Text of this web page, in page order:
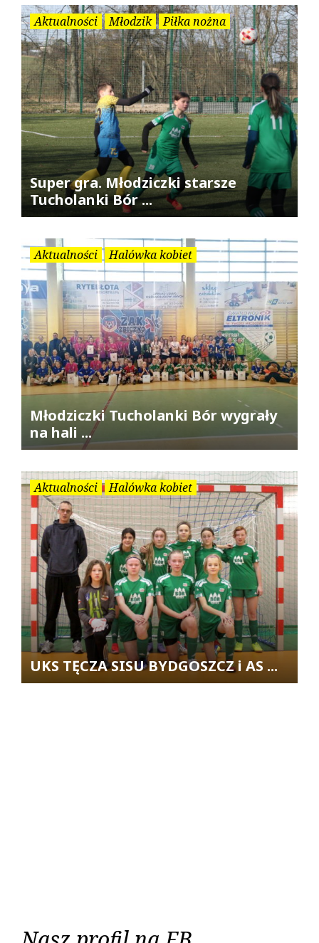
Aktualności Młodzik Piłka nożna
Super gra. Młodziczki starsze
Tucholanki Bór ...
Aktualności Halówka kobiet
Młodziczki Tucholanki Bór wygrały
na hali ...
Aktualności Halówka kobiet
UKS TĘCZA SISU BYDGOSZCZ i AS ...